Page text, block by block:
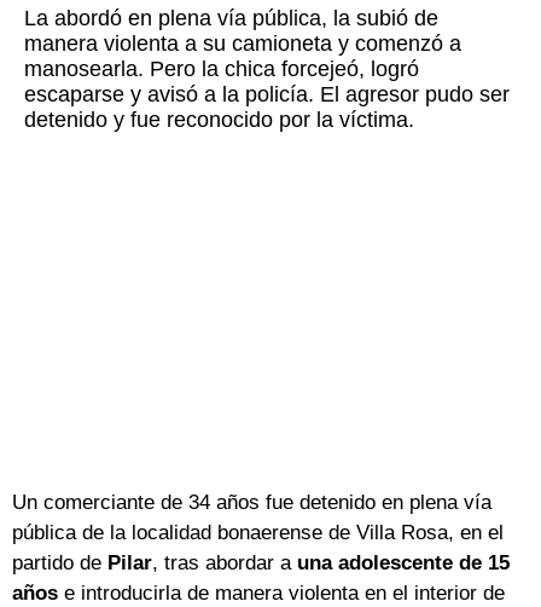
La abordó en plena vía pública, la subió de
manera violenta a su camioneta y comenzó a
manosearla. Pero la chica forcejeó, logró
escaparse y avisó a la policía. El agresor pudo ser
detenido y fue reconocido por la víctima.
Un comerciante de 34 años fue detenido en plena vía
pública de la localidad bonaerense de Villa Rosa, en el
partido de Pilar, tras abordar a una adolescente de 15
años e introducirla de manera violenta en el interior de